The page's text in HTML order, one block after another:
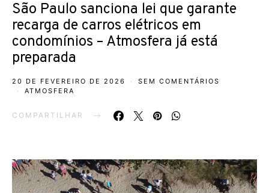
São Paulo sanciona lei que garante
recarga de carros elétricos em
condomínios – Atmosfera já está
preparada
20 DE FEVEREIRO DE 2026
SEM COMENTÁRIOS
ATMOSFERA
COMPARTILHAR